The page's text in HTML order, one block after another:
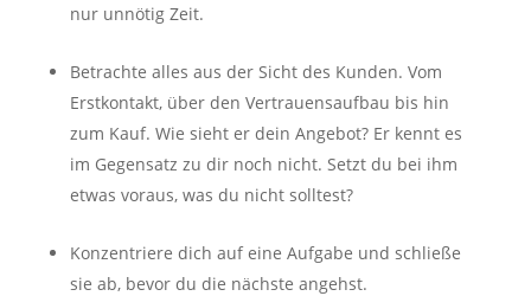
nur unnötig Zeit.
Betrachte alles aus der Sicht des Kunden. Vom
Erstkontakt, über den Vertrauensaufbau bis hin
zum Kauf. Wie sieht er dein Angebot? Er kennt es
im Gegensatz zu dir noch nicht. Setzt du bei ihm
etwas voraus, was du nicht solltest?
Konzentriere dich auf eine Aufgabe und schließe
sie ab, bevor du die nächste angehst.